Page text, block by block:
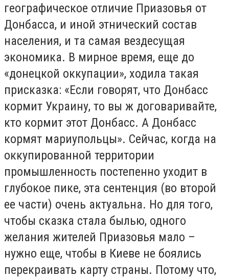
географическое отличие Приазовья от
Донбасса, и иной этнический состав
населения, и та самая вездесущая
экономика. В мирное время, еще до
«донецкой оккупации», ходила такая
присказка: «Если говорят, что Донбасс
кормит Украину, то вы ж договаривайте,
кто кормит этот Донбасс. А Донбасс
кормят мариупольцы». Сейчас, когда на
оккупированной территории
промышленность постепенно уходит в
глубокое пике, эта сентенция (во второй
ее части) очень актуальна. Но для того,
чтобы сказка стала былью, одного
желания жителей Приазовья мало –
нужно еще, чтобы в Киеве не боялись
перекраивать карту страны. Потому что,